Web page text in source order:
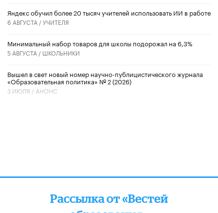
​Яндекс обучил более 20 тысяч учителей использовать ИИ в работе
6 АВГУСТА /УЧИТЕЛЯ
Минимальный набор товаров для школы подорожал на 6,3%
5 АВГУСТА / ШКОЛЬНИКИ
Вышел в свет новый номер научно-публицистического журнала
«Образовательная политика» № 2 (2026)
3 ИЮЛЯ / АНОНС
Рассылка от «Вестей